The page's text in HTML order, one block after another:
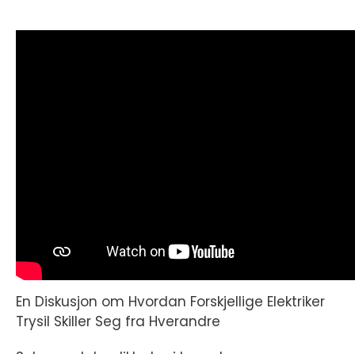
En Diskusjon om Hvordan Forskjellige Elektriker
Trysil Skiller Seg fra Hverandre